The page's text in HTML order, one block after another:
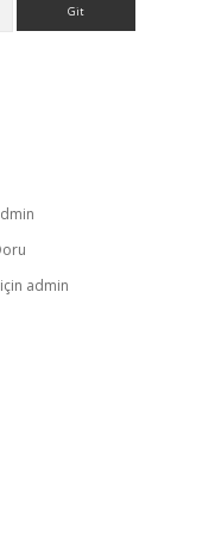
için admin